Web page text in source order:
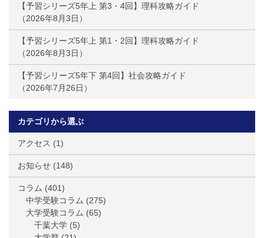
【予習シリーズ5年上 第3・4回】理科攻略ガイド
2026年8月3日
【予習シリーズ5年上 第1・2回】理科攻略ガイド
2026年8月3日
【予習シリーズ5年下 第4回】社会攻略ガイド
2026年7月26日
カテゴリから選ぶ
アクセス (1)
お知らせ (148)
コラム (401)
中学受験コラム (275)
大学受験コラム (65)
千葉大学 (5)